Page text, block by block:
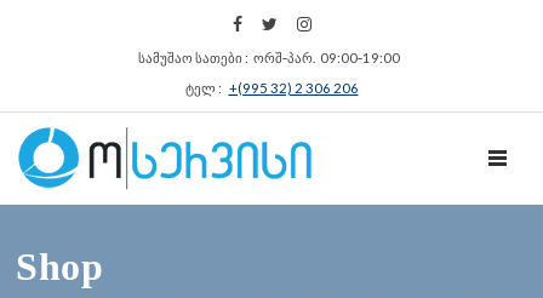
სამუშაო სათები : ორშ‑პარ. 09:00‑19:00
ტელ : +(995 32) 2 306 206
Shop